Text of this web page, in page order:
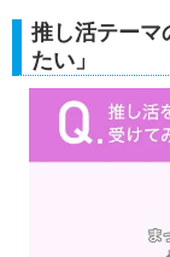
推し活テーマ
たい」